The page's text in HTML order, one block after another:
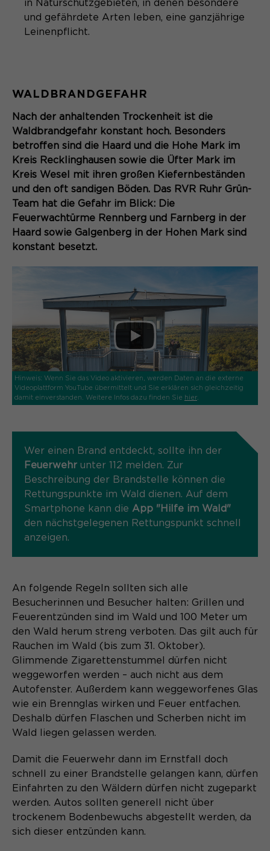
Content Management System dieser
Webseite. Diese Basis-Cookies sind
unerlässlich, damit Ihr Besuch auf der
einem Benutzer-Login für einen
ID als verschlüsselten Wert (sog.
"hash-Wert") zum entsprechenden
Datenbankeintrag des Nutzers.
Name PHPSESSID
Anbieter Session-Cookies
PHPs Standard Sitzungs- Identifikation
(Formulare).
Name be_typo_user
Anbieter TYPO3
Laufzeit Ende der Sitzung
Zweck
Dieser Cookie teilt der Webseite mit,
angemeldet ist und die Rechte besitzt
diese zu verwalten.
Name cookie_optin
Anbieter Sgalinski
Laufzeit
Zweck
Speichert den Zustimmungsstatus des
Benutzers für Cookies auf der
aktuellen Domäne.
_pk_id*
Anbieter Matomo
Zweck
Name _pk_ses*
Anbieter Matomo
Zweck
Speichert vorübergehend Daten der
aktuellen Sitzung.
Name _pk_ref.*
Anbieter Matomo
Laufzeit 6 Monate
Zweck Speichert die Herkunft des Besuchers.
Anbieter Matomo
Laufzeit Sitzung
Zweck
Temporäre Session-ID, ohne
Cookie-Informationen
Anbieter GTranslate Inc.
Laufzeit 1 Jahr
Zweck
Speichert die vom Nutzer gewählte
Sprache für die automatische
Übersetzung der Website.
in Naturschutzgebieten, in denen besondere
und gefährdete Arten leben, eine ganzjährige
Leinenpflicht.
WALDBRANDGEFAHR
Nach der anhaltenden Trockenheit ist die
Waldbrandgefahr konstant hoch. Besonders
betroffen sind die Haard und die Hohe Mark im
Kreis Recklinghausen sowie die Üfter Mark im
Kreis Wesel mit ihren großen Kiefernbeständen
und den oft sandigen Böden. Das RVR Ruhr Grün-
Team hat die Gefahr im Blick: Die
Feuerwachtürme Rennberg und Farnberg in der
Haard sowie Galgenberg in der Hohen Mark sind
konstant besetzt.
Hinweis: Wenn Sie das Video aktivieren, werden Daten an die externe
Videoplattform YouTube übermittelt und Sie erklären sich gleichzeitig
damit einverstanden. Weitere Infos dazu finden Sie hier
Wer einen Brand entdeckt, sollte ihn der
Feuerwehr unter 112 melden. Zur
Beschreibung der Brandstelle können die
Rettungspunkte im Wald dienen. Auf dem
Smartphone kann die App "Hilfe im Wald"
den nächstgelegenen Rettungspunkt schnell
anzeigen.
An folgende Regeln sollten sich alle
Besucherinnen und Besucher halten: Grillen und
Feuerentzünden sind im Wald und 100 Meter um
den Wald herum streng verboten. Das gilt auch für
Rauchen im Wald (bis zum 31. Oktober).
Glimmende Zigarettenstummel dürfen nicht
weggeworfen werden – auch nicht aus dem
Autofenster. Außerdem kann weggeworfenes Glas
wie ein Brennglas wirken und Feuer entfachen.
Deshalb dürfen Flaschen und Scherben nicht im
Wald liegen gelassen werden.
Damit die Feuerwehr dann im Ernstfall doch
schnell zu einer Brandstelle gelangen kann, dürfen
Einfahrten zu den Wäldern dürfen nicht zugeparkt
werden. Autos sollten generell nicht über
trockenem Bodenbewuchs abgestellt werden, da
sich dieser entzünden kann.